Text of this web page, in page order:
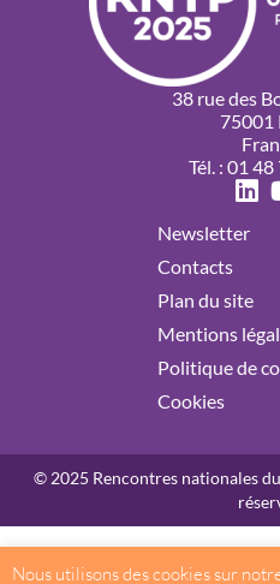
38 rue des
75001
Tél. : 01
Newsletter
Contacts
Plan du site
Mentions
Politique de
Cookies
© 2025 Rencontres nationales
Nous utilisons des cookies sur